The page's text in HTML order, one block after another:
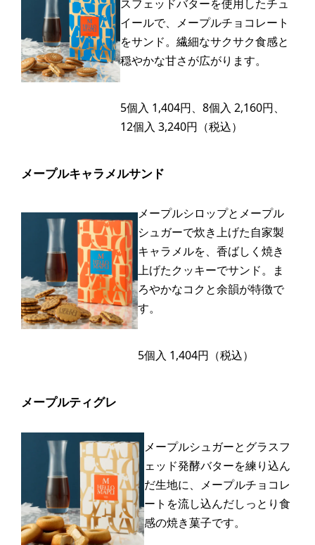
スフェッドバターを使用したチュ
イールで、メープルチョコレート
をサンド。繊細なサクサク食感と
穏やかな甘さが広がります。
5個入 1,404円、8個入 2,160円、
12個入 3,240円（税込）
メープルキャラメルサンド
メープルシロップとメープル
シュガーで炊き上げた自家製
キャラメルを、香ばしく焼き
上げたクッキーでサンド。ま
ろやかなコクと余韻が特徴で
す。
5個入 1,404円（税込）
メープルティグレ
メープルシュガーとグラスフ
ェッド発酵バターを練り込ん
だ生地に、メープルチョコレ
ートを流し込んだしっとり食
感の焼き菓子です。